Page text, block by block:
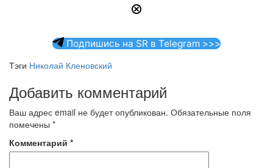
Подпишись на SR в Telegram >>>
Тэги Николай Кленовский
Добавить комментарий
Ваш адрес email не будет опубликован. Обязательные поля
помечены *
Комментарий *